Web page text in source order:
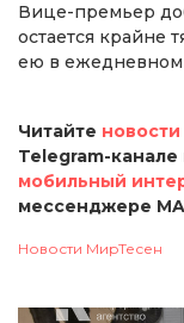
Вице-премьер
остается крайне
ею в
Читайте
Telegram-канале
мобильный
мессенджере
Новости МирТесен